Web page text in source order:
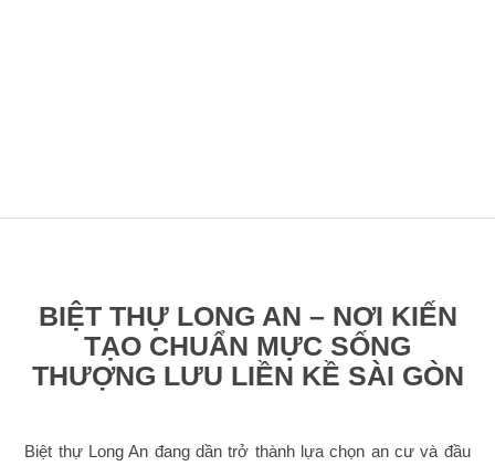
BIỆT THỰ LONG AN – NƠI KIẾN
TẠO CHUẨN MỰC SỐNG
THƯỢNG LƯU LIỀN KỀ SÀI GÒN
Biệt thự Long An đang dần trở thành lựa chọn an cư và đầu